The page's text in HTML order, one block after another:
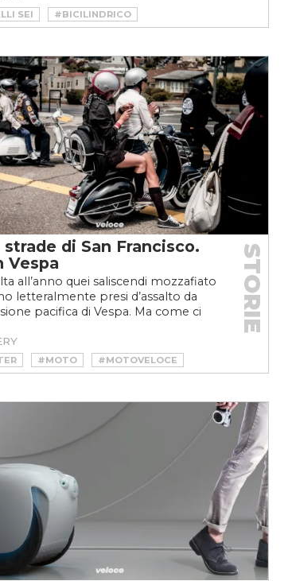
SEI
#BICILINDRICO
#CINQUE CILINDRI
#HONDA CB 750
#MONOCILINDRICO
#PIAGGIO VESPA
#TRIUMPH
#V12
#VESPA
strade di San Francisco.
Vespa
all’anno quei saliscendi mozzafiato
letteralmente presi d’assalto da
pacifica di Vespa. Ma come ci
STORIE
#MOTO
#MOTOVELOCE
#PIAGGIO VESPA